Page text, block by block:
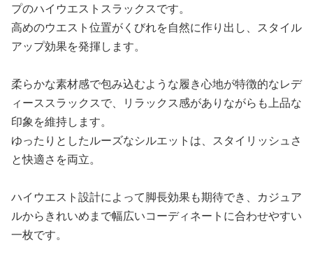
プのハイウエストスラックスです。
高めのウエスト位置がくびれを自然に作り出し、スタイル
アップ効果を発揮します。
柔らかな素材感で包み込むような履き心地が特徴的なレデ
ィーススラックスで、リラックス感がありながらも上品な
印象を維持します。
ゆったりとしたルーズなシルエットは、スタイリッシュさ
と快適さを両立。
ハイウエスト設計によって脚長効果も期待でき、カジュア
ルからきれいめまで幅広いコーディネートに合わせやすい
一枚です。